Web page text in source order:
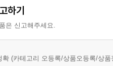
하기
은 신고해주세요.
확 (카테고리 오등록/상품오등록/상